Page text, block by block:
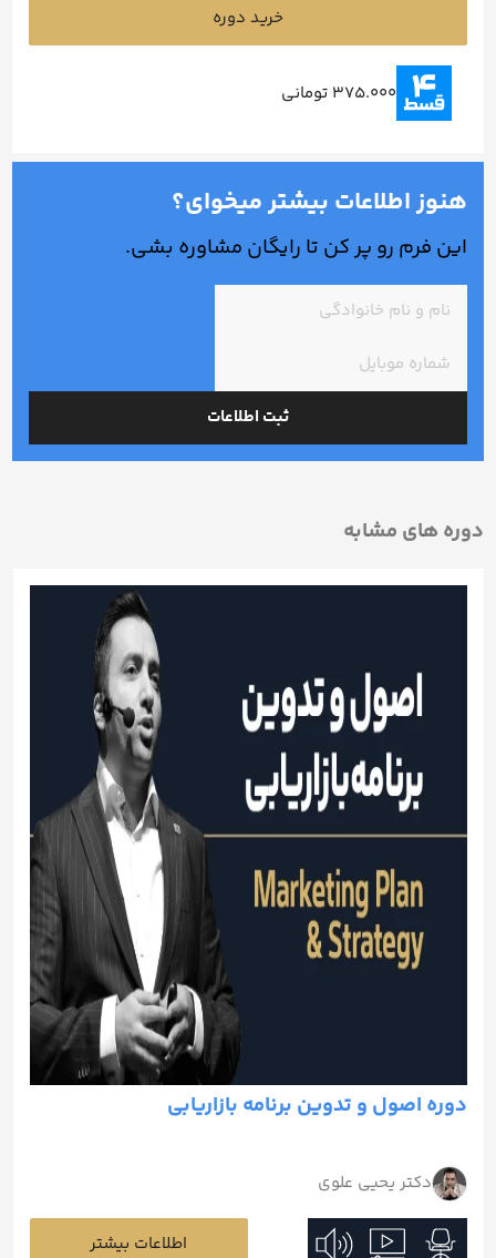
خرید دوره
375.000 تومانی
هنوز اطلاعات بیشتر میخوای؟
این فرم رو پر کن تا رایگان مشاوره بشی.
دوره های مشابه
دوره اصول و تدوین برنامه بازاریابی
دکتر یحیی علوی
اطلاعات بیشتر